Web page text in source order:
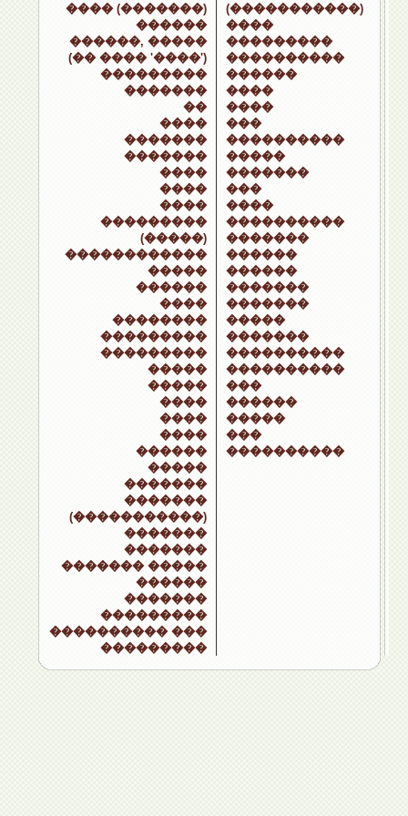
���� (�������)
������
������, �����
(�� ���� '����')
���������
�������
��
����
�������
�������
����
����
����
���������
(�����)
������������
�����
������
����
��������
���������
���������
�����
�����
����
����
����
������
�����
�������
�������
(�����������)
�������
�������
������� �����
������
�������
���������
���������� ���
���������
(�����������)
����
���������
����������
������
����
����
���
����������
�����
�������
���
����
����������
�������
������
������
�������
�������
�����
�������
����������
����������
���
������
�����
���
����������